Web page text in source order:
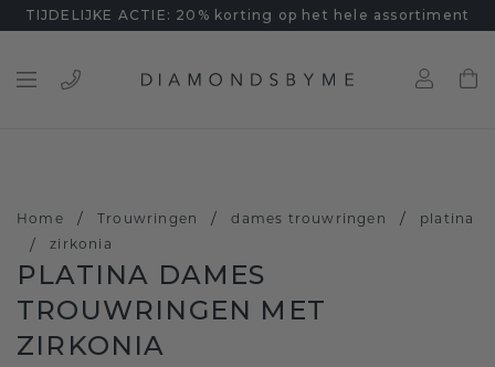
TIJDELIJKE ACTIE: 20% korting op het hele assortiment
Home / Trouwringen / dames trouwringen / platina
/ zirkonia
PLATINA DAMES
TROUWRINGEN MET
ZIRKONIA